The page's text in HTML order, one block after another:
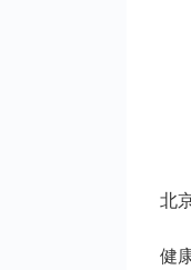
北
健